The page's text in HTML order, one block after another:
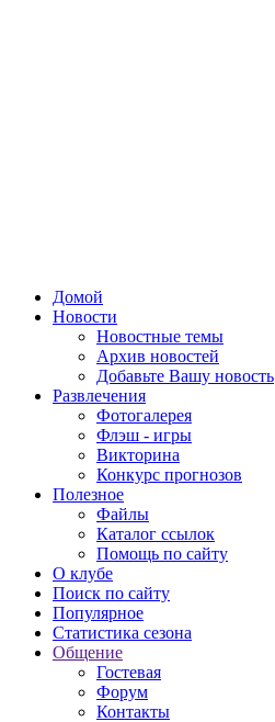
Домой
Новости
Новостные темы
Архив новостей
Добавьте Вашу новость
Развлечения
Фотогалерея
Флэш - игры
Викторина
Конкурс прогнозов
Полезное
Файлы
Каталог ссылок
Помощь по сайту
О клубе
Поиск по сайту
Популярное
Статистика сезона
Общение
Гостевая
Форум
Контакты